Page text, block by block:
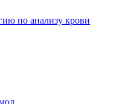
по анализу крови